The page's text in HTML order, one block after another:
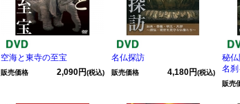
空海と東寺の至宝
販売価格 2,090円(税込)
名仏探訪
販売価格 4,180円(税込)
秘仏
名刹
販売